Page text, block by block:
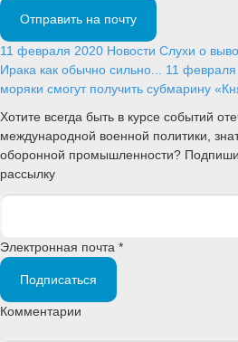
Отправить на почту
11 февраля 2020 Новости Слухи о
Ирака как обычно сильно... 11
моряки смогут получить субмарину
Хотите всегда быть в курсе событий
международной военной политики,
оборонной промышленности?
рассылку
Электронная почта *
Подписаться
Комментарии